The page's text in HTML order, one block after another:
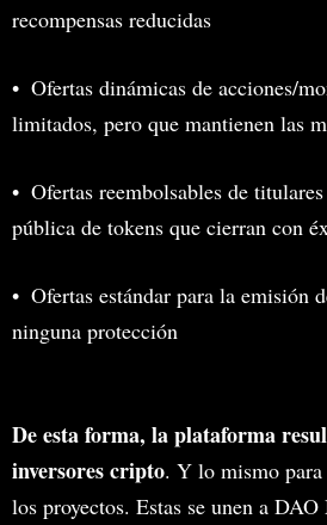
recompensas reducidas
Ofertas dinámicas de acciones/
limitados, pero que mantienen las
Ofertas reembolsables de
pública de tokens que cierran con
Ofertas estándar para la emisión
ninguna protección
De esta forma, la plataforma
inversores cripto. Y lo mismo para
los proyectos. Estas se unen a